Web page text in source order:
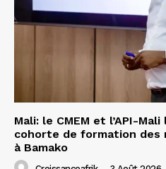
Mali: le CMEM et l’API-
cohorte de formation des
à Bamako